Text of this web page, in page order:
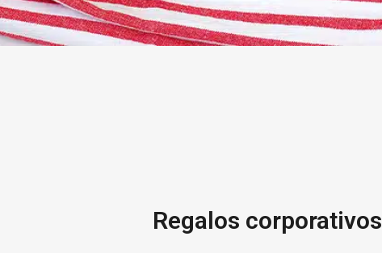
Regalos corporativos